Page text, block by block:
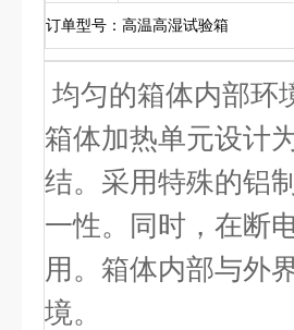
订单型号：高温高湿试验箱
均匀的箱体内部环
箱体加热单元设计
结。采用特殊的铝
一性。同时，在断
用。箱体内部与外
境。